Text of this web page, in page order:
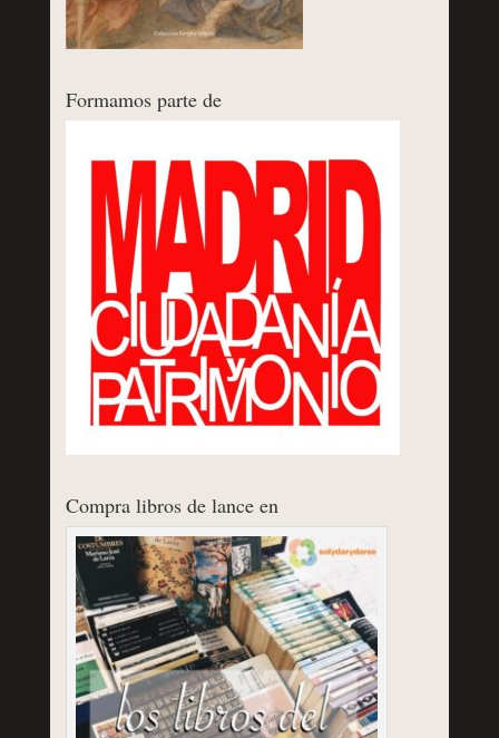
Formamos parte de
Compra libros de lance en